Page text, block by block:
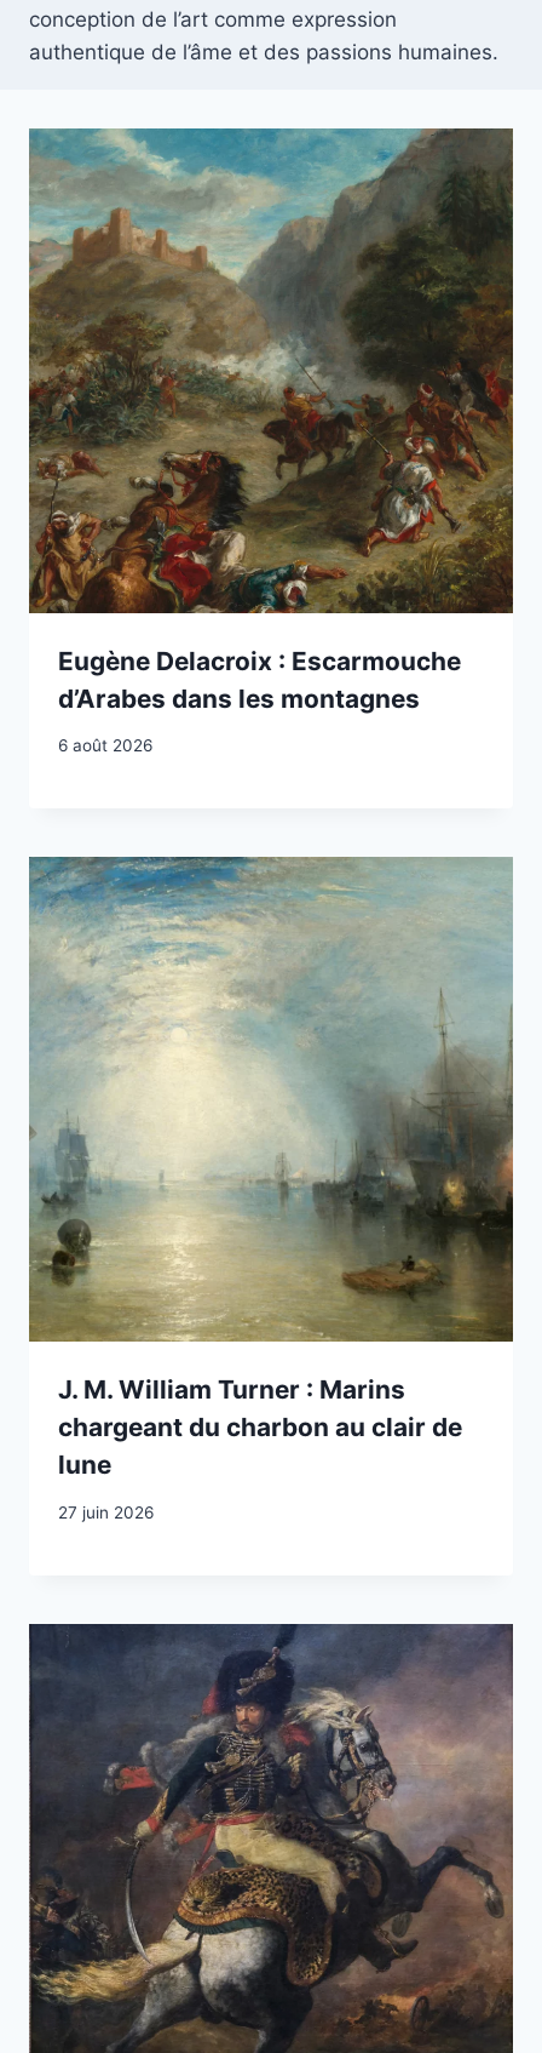
conception de l’art comme expression
authentique de l’âme et des passions humaines.
Eugène Delacroix : Escarmouche
d’Arabes dans les montagnes
6 août 2026
J. M. William Turner : Marins
chargeant du charbon au clair de
lune
27 juin 2026